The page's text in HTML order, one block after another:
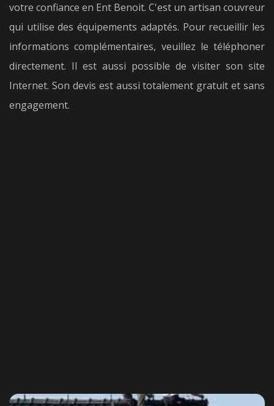
votre confiance en Ent Benoit. C'est un artisan couvreur
qui utilise des équipements adaptés. Pour recueillir les
informations complémentaires, veuillez le téléphoner
directement. Il est aussi possible de visiter son site
Internet. Son devis est aussi totalement gratuit et sans
engagement.